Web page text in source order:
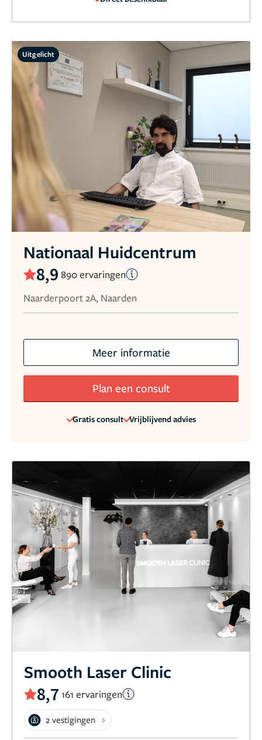
Uitgelicht
Nationaal Huidcentrum
8,9 890 ervaringen
Naarderpoort 2A, Naarden
Meer informatie
Plan een consult
Gratis consult Vrijblijvend advies
Smooth Laser Clinic
8,7 161 ervaringen
2 vestigingen